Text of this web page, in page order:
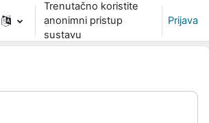
search input
Trenutačno koristite
anonimni pristup
sustavu
Prijava